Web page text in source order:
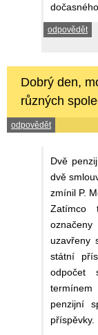
odpovědět
Dobrý den,
různých
odpovědět
Dvě
dvě
zmínil P.
Zatímco
uzavřeny
státní
odpočet
penzijní
příspěvky.